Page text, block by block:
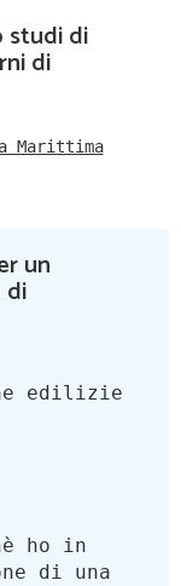
studi di
di
Marittima
un
di
edilizie
ho in
di una